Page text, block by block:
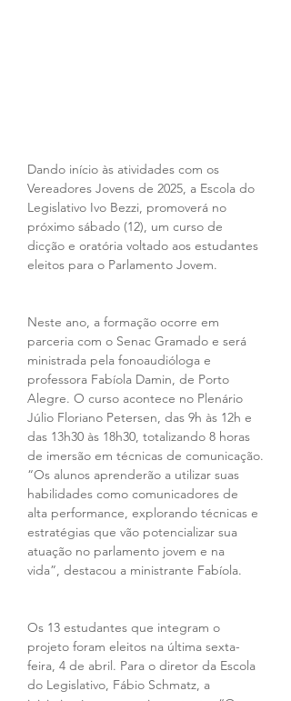
Dando início às atividades com os
Vereadores Jovens de 2025, a Escola do
Legislativo Ivo Bezzi, promoverá no
próximo sábado (12), um curso de
dicção e oratória voltado aos estudantes
eleitos para o Parlamento Jovem.
Neste ano, a formação ocorre em
parceria com o Senac Gramado e será
ministrada pela fonoaudióloga e
professora Fabíola Damin, de Porto
Alegre. O curso acontece no Plenário
Júlio Floriano Petersen, das 9h às 12h e
das 13h30 às 18h30, totalizando 8 horas
de imersão em técnicas de comunicação.
“Os alunos aprenderão a utilizar suas
habilidades como comunicadores de
alta performance, explorando técnicas e
estratégias que vão potencializar sua
atuação no parlamento jovem e na
vida”, destacou a ministrante Fabíola.
Os 13 estudantes que integram o
projeto foram eleitos na última sexta-
feira, 4 de abril. Para o diretor da Escola
do Legislativo, Fábio Schmatz, a